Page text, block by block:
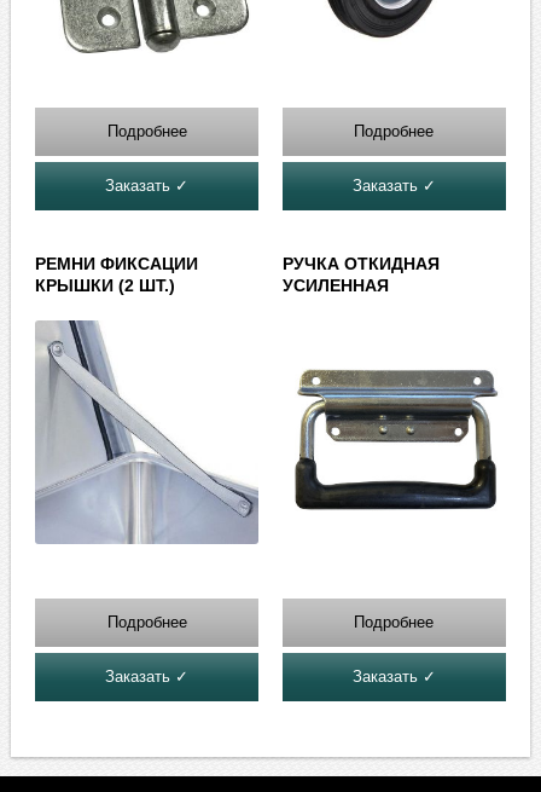
Подробнее
Заказать ✓
Подробнее
Заказать ✓
РЕМНИ ФИКСАЦИИ
КРЫШКИ (2 ШТ.)
Подробнее
Заказать ✓
РУЧКА ОТКИДНАЯ
УСИЛЕННАЯ
Подробнее
Заказать ✓